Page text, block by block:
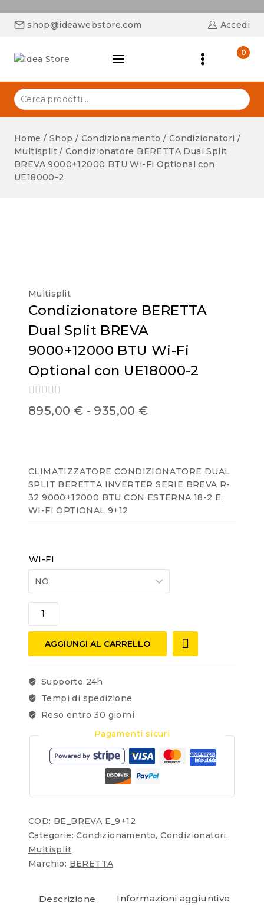
shop@ideawebstore.com Accedi
0
Home / Shop / Condizionamento / Condizionatori /
Multisplit / Condizionatore BERETTA Dual Split
BREVA 9000+12000 BTU Wi-Fi Optional con
UE18000-2
Multisplit
Condizionatore BERETTA
Dual Split BREVA
9000+12000 BTU Wi-Fi
Optional con UE18000-2
0
out
895,00 € - 935,00 €
CLIMATIZZATORE CONDIZIONATORE DUAL
SPLIT BERETTA INVERTER SERIE BREVA R-
32 9000+12000 BTU CON ESTERNA 18-2 E,
WI-FI OPTIONAL 9+12
WI-FI
AGGIUNGI AL CARRELLO
Supporto 24h
Tempi di spedizione
Reso entro 30 giorni
Pagamenti sicuri
COD: BE_BREVA E_9+12
Categorie:Condizionamento,Condizionatori,
Multisplit
Marchio: BERETTA
Descrizione Informazioni aggiuntive